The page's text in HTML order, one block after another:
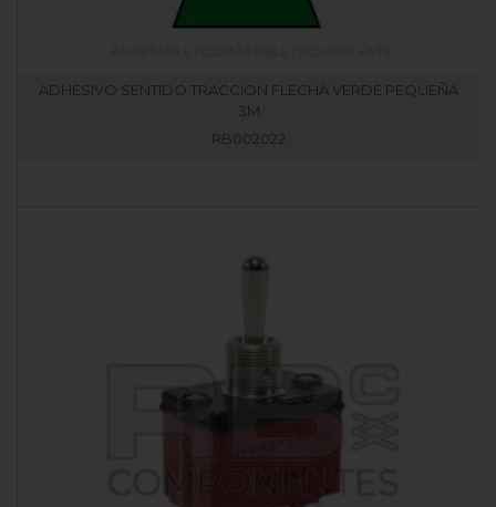
ADHESIVO SENTIDO TRACCION FLECHA VERDE PEQUEÑA
3M
RB002022